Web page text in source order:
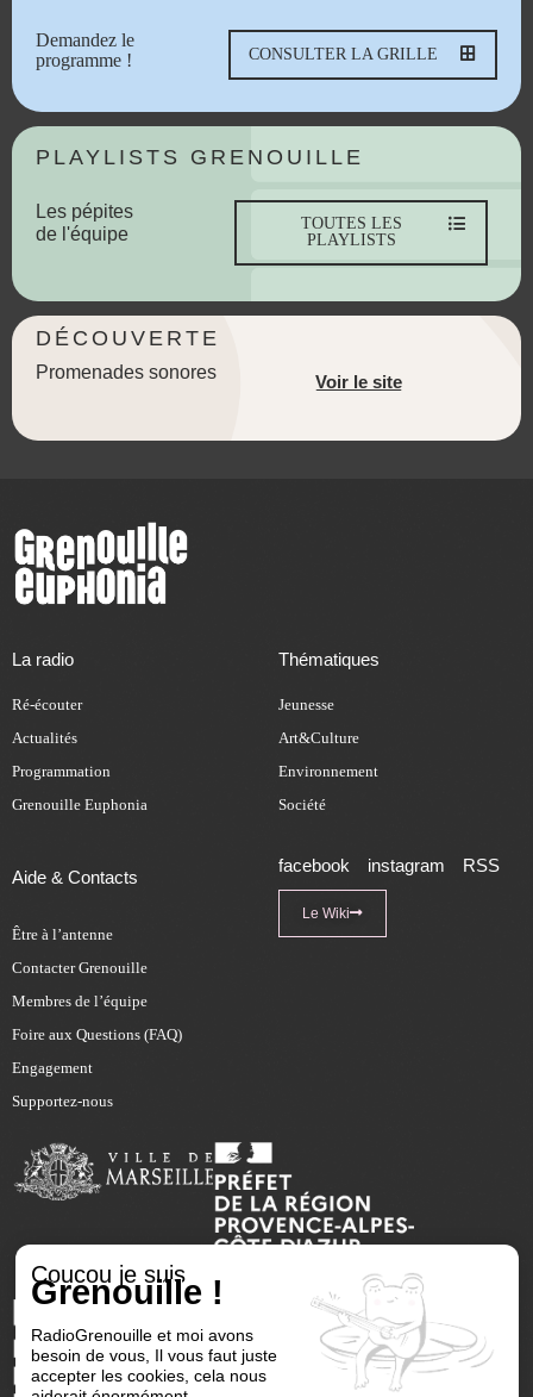
Demandez le
programme !
CONSULTER LA GRILLE
PLAYLISTS GRENOUILLE
Les pépites
de l'équipe
TOUTES LES
PLAYLISTS
DÉCOUVERTE
Promenades sonores Voir le site
La radio
Ré-écouter
Actualités
Programmation
Grenouille Euphonia
Thématiques
Jeunesse
Art&Culture
Environnement
Société
Aide & Contacts
Être à l’antenne
Contacter Grenouille
Membres de l’équipe
Foire aux Questions (FAQ)
Engagement
Supportez-nous
facebook instagram RSS
Le Wiki
Coucou je suis
Grenouille !
RadioGrenouille et moi avons
besoin de vous, Il vous faut juste
accepter les cookies, cela nous